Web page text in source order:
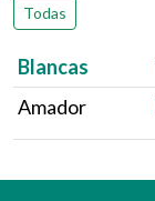
Todas
Blancas
Amador